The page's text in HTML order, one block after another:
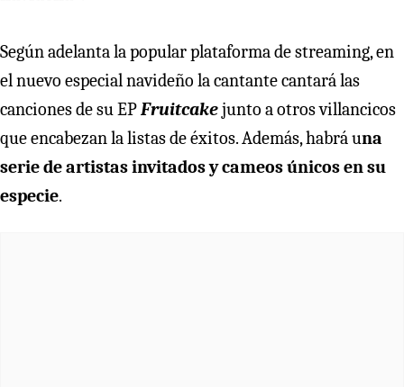
Según adelanta la popular plataforma de streaming, en
el nuevo especial navideño la cantante cantará las
canciones de su EPFruitcakejunto a otros villancicos
que encabezan la listas de éxitos. Además, habrá una
serie de artistas invitados y cameos únicos en su
especie.